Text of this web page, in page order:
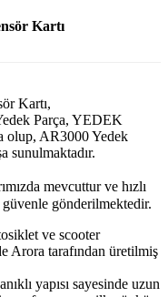
Kartı
Kartı,
Parça, YEDEK
olup, AR3000 Yedek
sunulmaktadır.
mevcuttur ve hızlı
gönderilmektedir.
ve scooter
Arora tarafından üretilmiş
yapısı sayesinde uzun